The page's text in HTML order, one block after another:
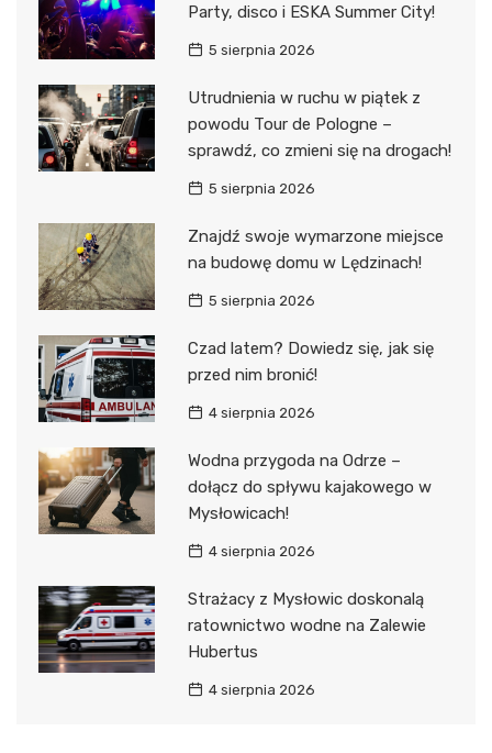
Party, disco i ESKA Summer City!
5 sierpnia 2026
Utrudnienia w ruchu w piątek z
powodu Tour de Pologne –
sprawdź, co zmieni się na drogach!
5 sierpnia 2026
Znajdź swoje wymarzone miejsce
na budowę domu w Lędzinach!
5 sierpnia 2026
Czad latem? Dowiedz się, jak się
przed nim bronić!
4 sierpnia 2026
Wodna przygoda na Odrze –
dołącz do spływu kajakowego w
Mysłowicach!
4 sierpnia 2026
Strażacy z Mysłowic doskonalą
ratownictwo wodne na Zalewie
Hubertus
4 sierpnia 2026